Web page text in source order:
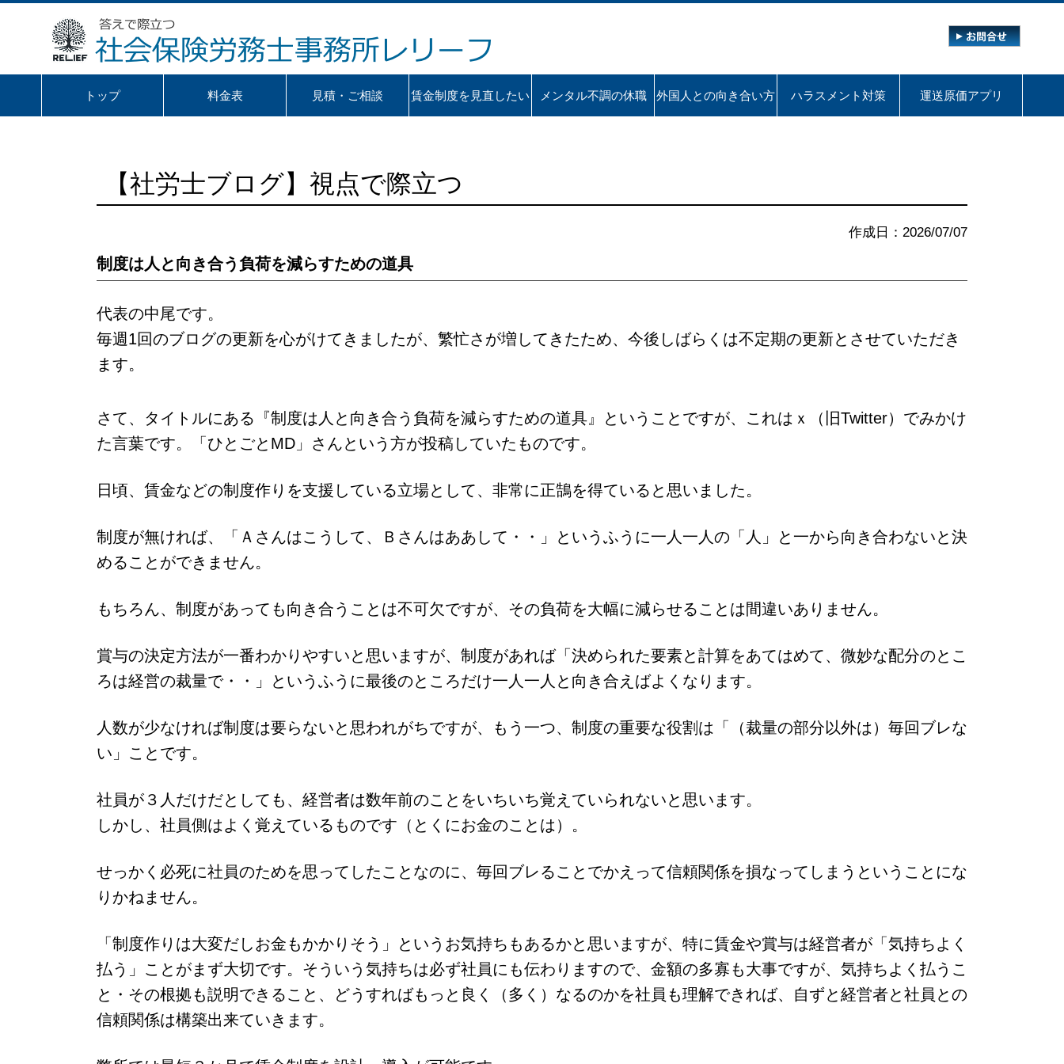
トップ 料金表 見積・ご相談 賃金制度を見直したい メンタル不調の休職 外国人との向き合い方 ハラスメント対策 運送原価アプリ
【社労士ブログ】視点で際立つ
作成日：2026/07/07
制度は人と向き合う負荷を減らすための道具
代表の中尾です。
毎週1回のブログの更新を心がけてきましたが、繁忙さが増してきたため、今後しばらくは不定期の更新とさせていただき
ます。
さて、タイトルにある『制度は人と向き合う負荷を減らすための道具』ということですが、これはｘ（旧Twitter）でみかけ
た言葉です。
「ひとごとMD」さんという方が投稿していたものです。
日頃、賃金などの制度作りを支援している立場として、非常に正鵠を得ていると思いました。
制度が無ければ、「Ａさんはこうして、Ｂさんはああして・・」というふうに一人一人の「人」と一から向き合わないと決
めることができません。
もちろん、制度があっても向き合うことは不可欠ですが、その負荷を大幅に減らせることは間違いありません。
賞与の決定方法が一番わかりやすいと思いますが、制度があれば「決められた要素と計算をあてはめて、微妙な配分のとこ
ろは経営の裁量で・・」というふうに最後のところだけ一人一人と向き合えばよくなります。
人数が少なければ制度は要らないと思われがちですが、もう一つ、制度の重要な役割は「（裁量の部分以外は）毎回ブレな
い」ことです。
社員が３人だけだとしても、経営者は数年前のことをいちいち覚えていられないと思います。
しかし、社員側はよく覚えているものです（とくにお金のことは）。
せっかく必死に社員のためを思ってしたことなのに、毎回ブレることでかえって信頼関係を損なってしまうということにな
りかねません。
「制度作りは大変だしお金もかかりそう」というお気持ちもあるかと思いますが、特に賃金や賞与は経営者が「気持ちよく
払う」ことがまず大切です。そういう気持ちは必ず社員にも伝わりますので、金額の多寡も大事ですが、気持ちよく払うこ
と・その根拠も説明できること、どうすればもっと良く（多く）なるのかを社員も理解できれば、自ずと経営者と社員との
信頼関係は構築出来ていきます。